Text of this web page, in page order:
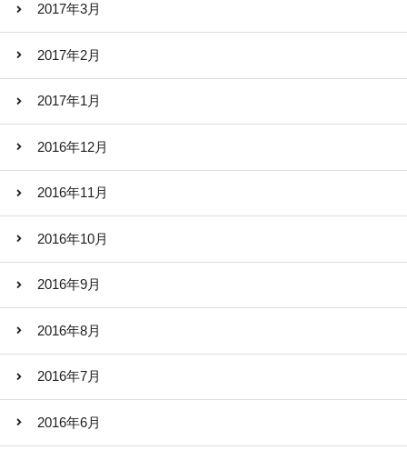
2017年3月
2017年2月
2017年1月
2016年12月
2016年11月
2016年10月
2016年9月
2016年8月
2016年7月
2016年6月